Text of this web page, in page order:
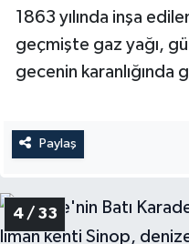
1863 yılında inşa
geçmişte gaz yağı,
gecenin
Paylaş
4 / 33
İzmir Müftülüğü
Kahramanmaraş
Karabük Müftülüğü
Kars Müftülüğü